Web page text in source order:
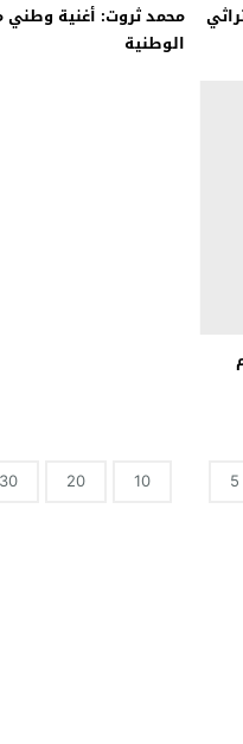
تراثي
محمد ثروت: أغنية وطني
الوطنية
5
10
20
30